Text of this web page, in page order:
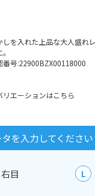
しを入れた上品な大人盛れ
番号:22900BZX00118000
エーションはこちら
を入力してください
右目 L